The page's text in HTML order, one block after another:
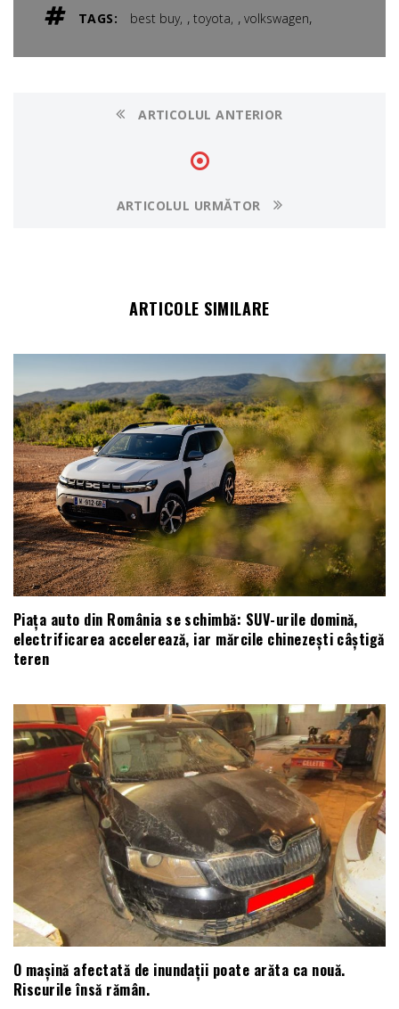
TAGS: best buy ,toyota ,volkswagen,
ARTICOLUL ANTERIOR
ARTICOLUL URMĂTOR
ARTICOLE SIMILARE
Piața auto din România se schimbă: SUV-urile domină,
electrificarea accelerează, iar mărcile chinezești câștigă
teren
O mașină afectată de inundații poate arăta ca nouă.
Riscurile însă rămân.